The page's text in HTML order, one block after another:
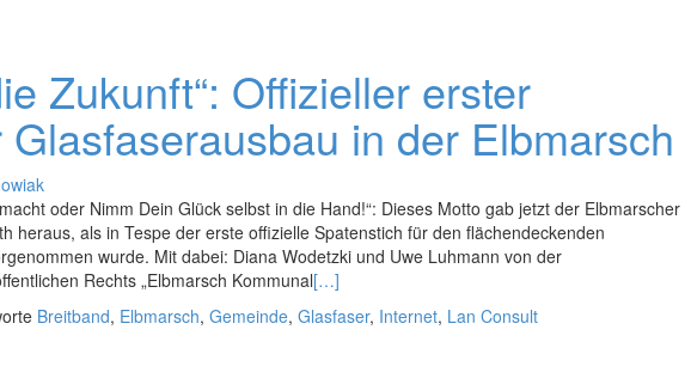
Zukunft“: Offizieller erster
in der Elbmarsch
oder Nimm Dein Glück selbst in die Hand!“: Dieses Motto gab jetzt der Elbmarscher
heraus, als in Tespe der erste offizielle Spatenstich für den flächendeckenden
wurde. Mit dabei: Diana Wodetzki und Uwe Luhmann von der
Rechts „Elbmarsch Kommunal[…]
Breitband, Elbmarsch, Gemeinde, Glasfaser, Internet, Lan Consult